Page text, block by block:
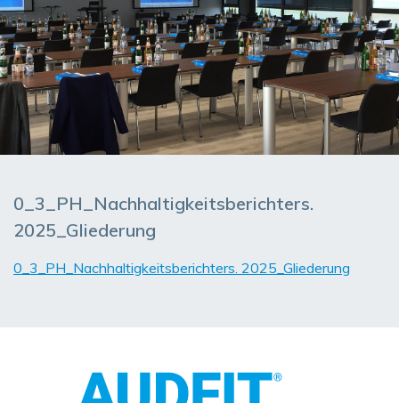
0_3_PH_Nachhaltigkeitsberichters.
2025_Gliederung
0_3_PH_Nachhaltigkeitsberichters. 2025_Gliederung